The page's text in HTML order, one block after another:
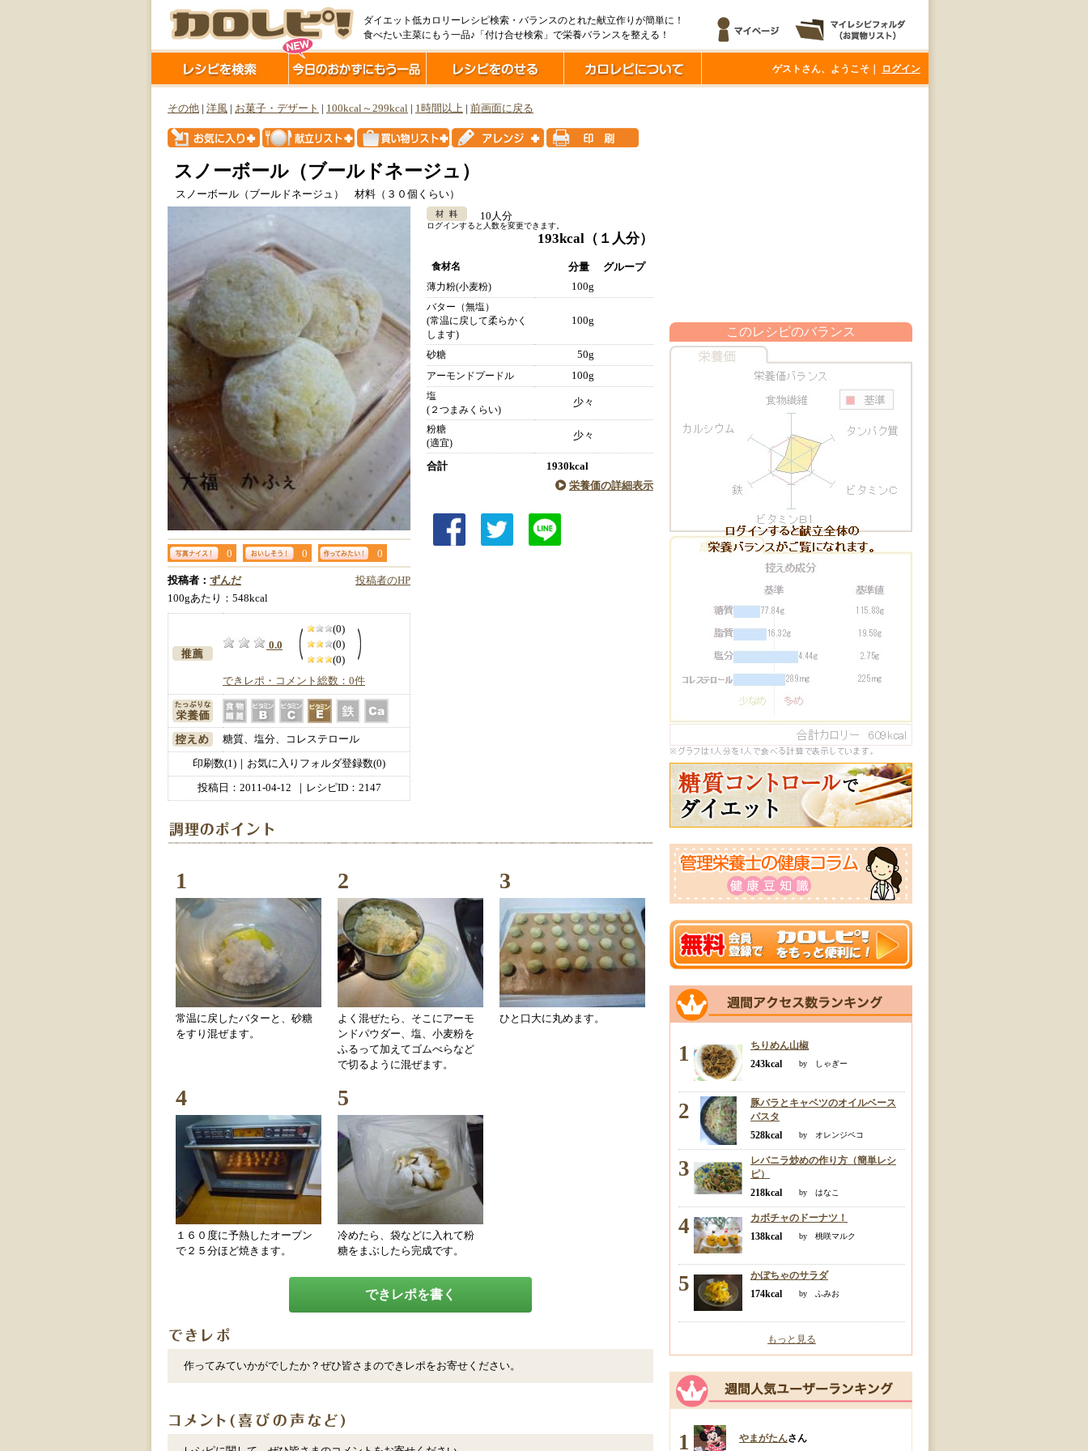
ダイエット低カロリーレシピ検索・バランスのとれた献立作りが簡単に！
食べたい主菜にもう一品♪「付け合せ検索」で栄養バランスを整える！
ゲストさん、ようこそ｜ ログイン
その他 洋風 お菓子・デザート 100kcal～299kcal 1時間以上 前画面に戻る
スノーボール（ブールドネージュ）
スノーボール（ブールドネージュ） 材料（３０個くらい）
0 0 0
投稿者のHP
投稿者： ずんだ
100gあたり：548kcal
0.0
(0)
(0)
(0)
できレポ・コメント総数：0件
糖質、塩分、コレステロール
印刷数(1)｜お気に入りフォルダ登録数(0)
投稿日： 2011-04-12 ｜レシピID：2147
10人分
ログインすると人数を変更できます。
193kcal （１人分）
食材名 分量 グループ
薄力粉(小麦粉) 100g
バター（無塩）
(常温に戻して柔らかく
します)
100g
砂糖 50g
アーモンドプードル 100g
塩
(２つまみくらい)
少々
粉糖
(適宜)
少々
合計
1930kcal
栄養価の詳細表示
1
常温に戻したバターと、砂糖
をすり混ぜます。
2
よく混ぜたら、そこにアーモ
ンドパウダー、塩、小麦粉を
ふるって加えてゴムべらなど
で切るように混ぜます。
3
ひと口大に丸めます。
4
１６０度に予熱したオーブン
で２５分ほど焼きます。
5
冷めたら、袋などに入れて粉
糖をまぶしたら完成です。
できレポを書く
作ってみていかがでしたか？ぜひ皆さまのできレポをお寄せください。
このレシピのバランス
1
ちりめん山椒
243kcal
by しゃぎー
2
豚バラとキャベツのオイルベース
パスタ
528kcal
by オレンジペコ
3
レバニラ炒めの作り方（簡単レシ
ピ）
218kcal
by はなこ
4
カボチャのドーナツ！
138kcal
by 桃咲マルク
5
かぼちゃのサラダ
174kcal
by ふみお
もっと見る
1 やまがたんさん